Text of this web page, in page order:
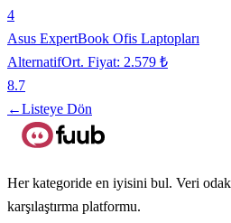
4
Asus ExpertBook Ofis Laptopları
AlternatifOrt. Fiyat: 2.579 ₺
8.7
←Listeye Dön
Her kategoride en iyisini bul. Veri
karşılaştırma platformu.